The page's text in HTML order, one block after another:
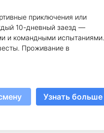
приключения или
10-дневный заезд —
и командными испытаниями.
Проживание в
Узнать больше